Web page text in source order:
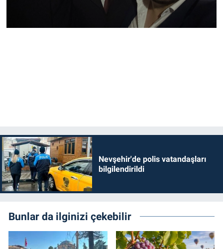
Nevşehir'de polis vatandaşları
bilgilendirildi
Bunlar da ilginizi çekebilir